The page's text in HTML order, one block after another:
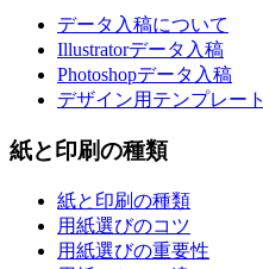
データ入稿について
Illustratorデータ入稿
Photoshopデータ入稿
デザイン用テンプレート
紙と印刷の種類
紙と印刷の種類
用紙選びのコツ
用紙選びの重要性